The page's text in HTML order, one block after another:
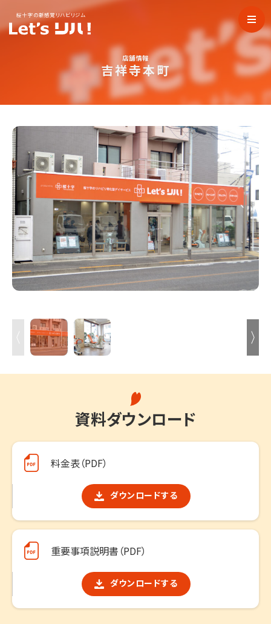
桜十字の新感覚リハビリジム
店舗情報
吉祥寺本町
資料ダウンロード
料金表（PDF）
ダウンロードする
重要事項説明書（PDF）
ダウンロードする